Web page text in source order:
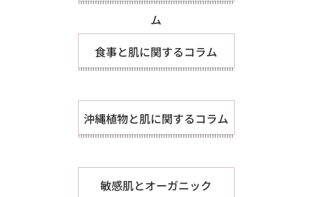
ム
食事と肌に関するコラム
沖縄植物と肌に関するコラム
敏感肌とオーガニック